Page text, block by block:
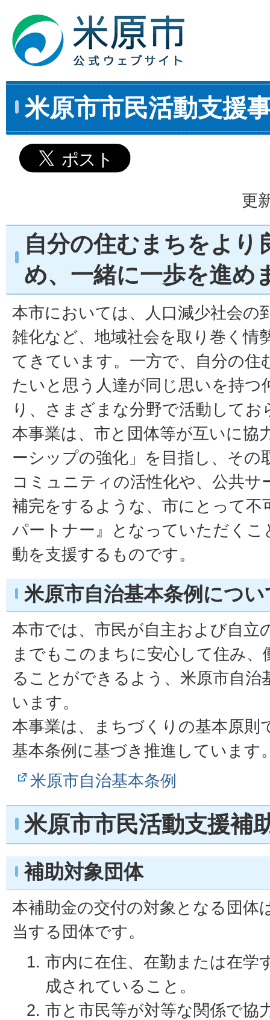
米原市市民活動支援
更
自分の住むまちをより
め、一緒に一歩を進め
本市においては、人口減少社会の
雑化など、地域社会を取り巻く情
てきています。一方で、自分の住
たいと思う人達が同じ思いを持つ
り、さまざまな分野で活動してお
本事業は、市と団体等が互いに協
ーシップの強化」を目指し、その
コミュニティの活性化や、公共サ
補完をするような、市にとって不
パートナー』となっていただくこ
動を支援するものです。
米原市自治基本条例につい
本市では、市民が自主および自立
までもこのまちに安心して住み
ることができるよう、米原市自治
います。
本事業は、まちづくりの基本原則
基本条例に基づき推進しています
米原市自治基本条例
米原市市民活動支援補
補助対象団体
本補助金の交付の対象となる団体
当する団体です。
市内に在住、在勤または在学
成されていること。
市と市民等が対等な関係で協